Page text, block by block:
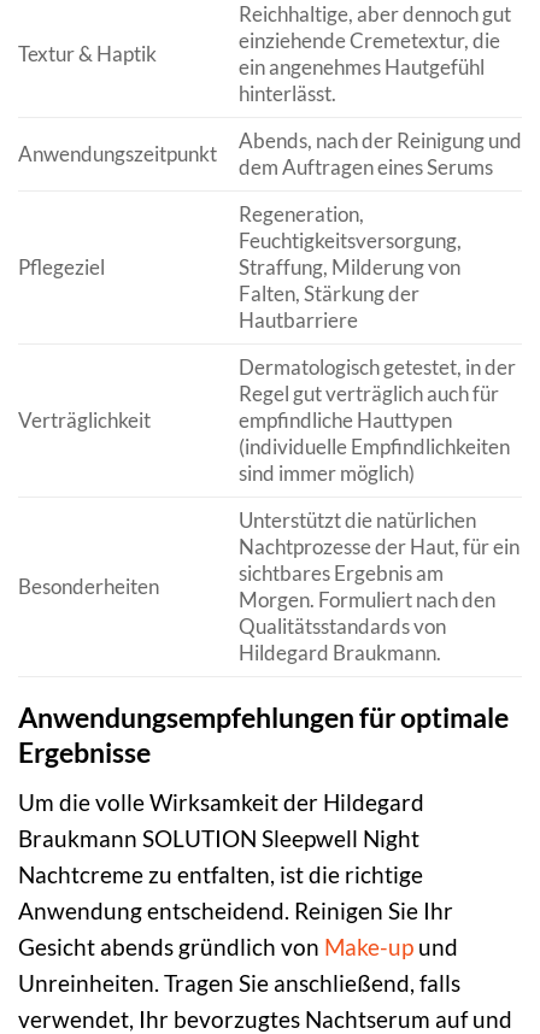
Textur & Haptik
Reichhaltige, aber dennoch gut
einziehende Cremetextur, die
ein angenehmes Hautgefühl
hinterlässt.
Anwendungszeitpunkt
Abends, nach der Reinigung und
dem Auftragen eines Serums
Pflegeziel
Regeneration,
Feuchtigkeitsversorgung,
Straffung, Milderung von
Falten, Stärkung der
Hautbarriere
Verträglichkeit
Dermatologisch getestet, in der
Regel gut verträglich auch für
empfindliche Hauttypen
(individuelle Empfindlichkeiten
sind immer möglich)
Besonderheiten
Unterstützt die natürlichen
Nachtprozesse der Haut, für ein
sichtbares Ergebnis am
Morgen. Formuliert nach den
Qualitätsstandards von
Hildegard Braukmann.
Anwendungsempfehlungen für optimale
Ergebnisse
Um die volle Wirksamkeit der Hildegard
Braukmann SOLUTION Sleepwell Night
Nachtcreme zu entfalten, ist die richtige
Anwendung entscheidend. Reinigen Sie Ihr
Gesicht abends gründlich von Make-up und
Unreinheiten. Tragen Sie anschließend, falls
verwendet, Ihr bevorzugtes Nachtserum auf und